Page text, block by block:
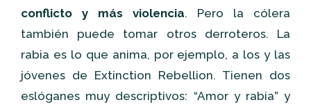
conflicto y más violencia. Pero la cólera
también puede tomar otros derroteros. La
rabia es lo que anima, por ejemplo, a los y las
jóvenes de Extinction Rebellion. Tienen dos
eslóganes muy descriptivos: “Amor y rabia” y